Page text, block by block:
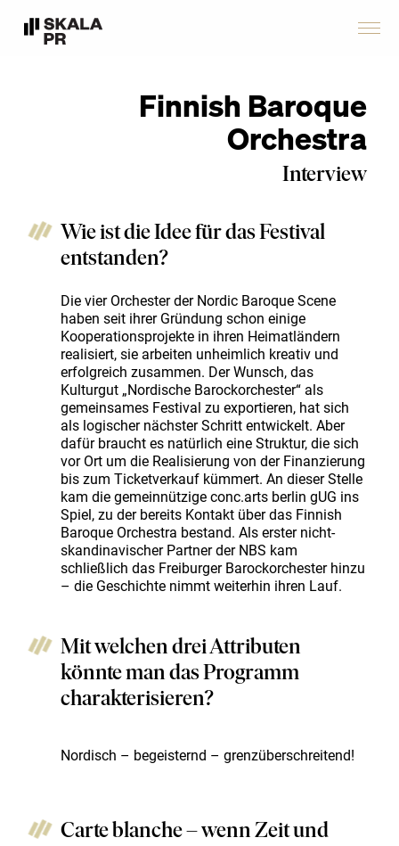
Finnish Baroque
Orchestra
Interview
Wie ist die Idee für das Festival
entstanden?
Die vier Orchester der Nordic Baroque Scene
haben seit ihrer Gründung schon einige
Kooperationsprojekte in ihren Heimatländern
realisiert, sie arbeiten unheimlich kreativ und
erfolgreich zusammen. Der Wunsch, das
Kulturgut „Nordische Barockorchester“ als
gemeinsames Festival zu exportieren, hat sich
als logischer nächster Schritt entwickelt. Aber
dafür braucht es natürlich eine Struktur, die sich
vor Ort um die Realisierung von der Finanzierung
bis zum Ticketverkauf kümmert. An dieser Stelle
kam die gemeinnützige conc.arts berlin gUG ins
Spiel, zu der bereits Kontakt über das Finnish
Baroque Orchestra bestand. Als erster nicht-
skandinavischer Partner der NBS kam
schließlich das Freiburger Barockorchester hinzu
– die Geschichte nimmt weiterhin ihren Lauf.
Mit welchen drei Attributen
könnte man das Programm
charakterisieren?
Nordisch – begeisternd – grenzüberschreitend!
Carte blanche – wenn Zeit und